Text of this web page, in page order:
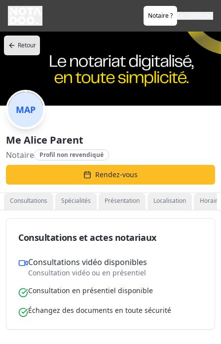
Notaire ?
Retour
MAP
Me Alice Parent
Notaire Profil non revendiqué
Rendez-vous
Consultations Spécialités Présentation Localisation
Consultations et actes notariaux
Consultations vidéo disponibles
Consultation vidéo ou en présentiel
Consultation en présentiel disponible
Échangez des documents en toute sécurité